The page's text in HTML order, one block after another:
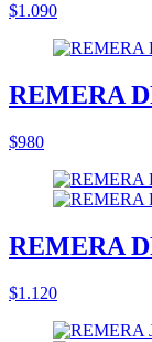
$1.090
REMERA
$980
REMERA
$1.120